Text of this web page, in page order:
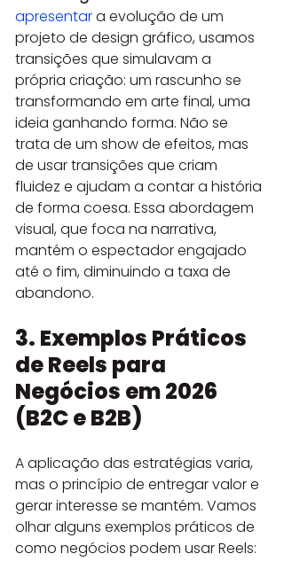
apresentar a evolução de um
projeto de design gráfico, usamos
transições que simulavam a
própria criação: um rascunho se
transformando em arte final, uma
ideia ganhando forma. Não se
trata de um show de efeitos, mas
de usar transições que criam
fluidez e ajudam a contar a história
de forma coesa. Essa abordagem
visual, que foca na narrativa,
mantém o espectador engajado
até o fim, diminuindo a taxa de
abandono.
3. Exemplos Práticos
de Reels para
Negócios em 2026
(B2C e B2B)
A aplicação das estratégias varia,
mas o princípio de entregar valor e
gerar interesse se mantém. Vamos
olhar alguns exemplos práticos de
como negócios podem usar Reels: